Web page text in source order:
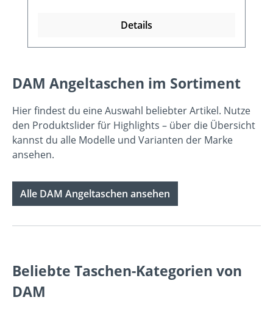
Details
DAM Angeltaschen im Sortiment
Hier findest du eine Auswahl beliebter Artikel. Nutze
den Produktslider für Highlights – über die Übersicht
kannst du alle Modelle und Varianten der Marke
ansehen.
Alle DAM Angeltaschen ansehen
Beliebte Taschen-Kategorien von
DAM